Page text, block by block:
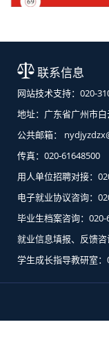
联系信息
网站技术支持：020-
地址：广东省广州市
公共邮箱：
传真：020-61648500
用人单位招聘对接：
电子就业协议咨询：
毕业生档案咨询：020-
就业信息填报、反馈
学生成长指导教研室